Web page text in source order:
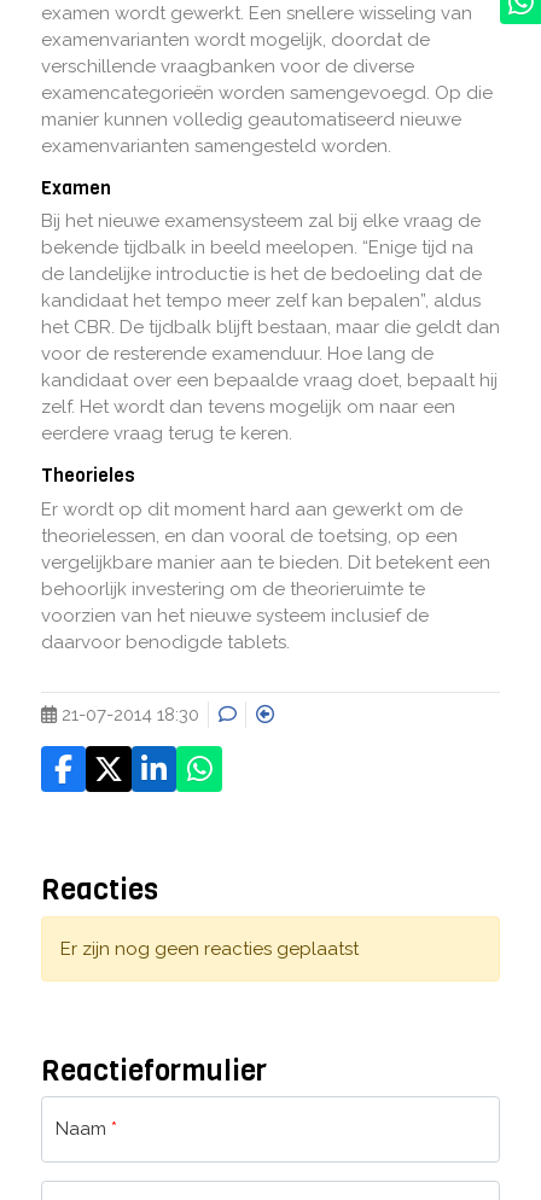
examen wordt gewerkt. Een snellere wisseling van
examenvarianten wordt mogelijk, doordat de
verschillende vraagbanken voor de diverse
examencategorieën worden samengevoegd. Op die
manier kunnen volledig geautomatiseerd nieuwe
examenvarianten samengesteld worden.
Examen
Bij het nieuwe examensysteem zal bij elke vraag de
bekende tijdbalk in beeld meelopen. “Enige tijd na
de landelijke introductie is het de bedoeling dat de
kandidaat het tempo meer zelf kan bepalen”, aldus
het CBR. De tijdbalk blijft bestaan, maar die geldt dan
voor de resterende examenduur. Hoe lang de
kandidaat over een bepaalde vraag doet, bepaalt hij
zelf. Het wordt dan tevens mogelijk om naar een
eerdere vraag terug te keren.
Theorieles
Er wordt op dit moment hard aan gewerkt om de
theorielessen, en dan vooral de toetsing, op een
vergelijkbare manier aan te bieden. Dit betekent een
behoorlijk investering om de theorieruimte te
voorzien van het nieuwe systeem inclusief de
daarvoor benodigde tablets.
21-07-2014 18:30
Reacties
Er zijn nog geen reacties geplaatst
Reactieformulier
Naam *